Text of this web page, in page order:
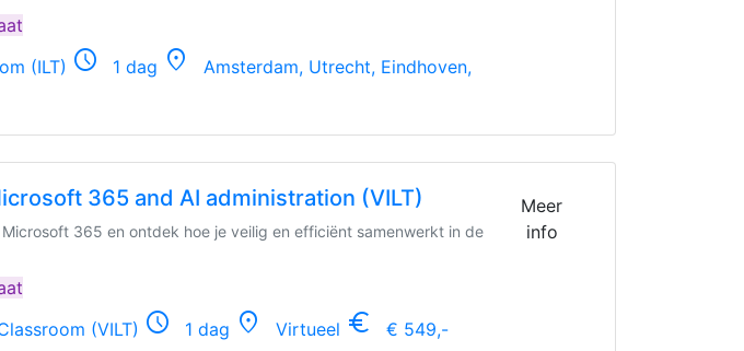
(ILT) schedule 1 dag location_on
Amsterdam, Utrecht, Eindhoven,
365 and AI administration (VILT)
365 en ontdek hoe je veilig en efficiënt samenwerkt in de
(VILT) schedule 1 dag location_on Virtueel euro_symbol
€ 549,-
Meer
info